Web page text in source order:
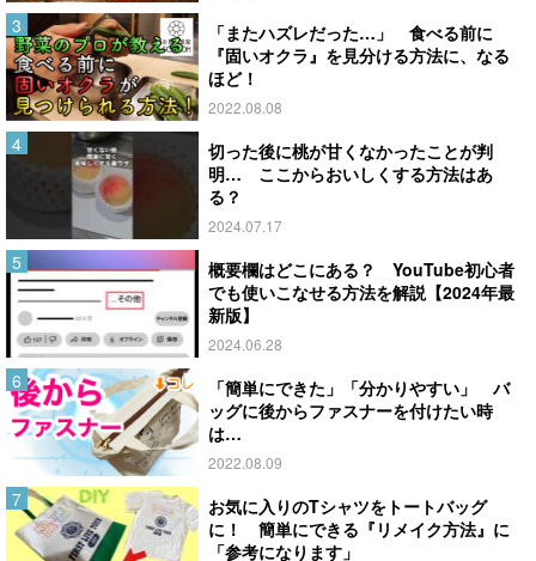
「またハズレだった…」 食べる前に
『固いオクラ』を見分ける方法に、なる
ほど！
2022.08.08
切った後に桃が甘くなかったことが判
明… ここからおいしくする方法はあ
る？
2024.07.17
概要欄はどこにある？ YouTube初心者
でも使いこなせる方法を解説【2024年最
新版】
2024.06.28
「簡単にできた」「分かりやすい」 バ
ッグに後からファスナーを付けたい時
は…
2022.08.09
お気に入りのTシャツをトートバッグ
に！ 簡単にできる『リメイク方法』に
「参考になります」